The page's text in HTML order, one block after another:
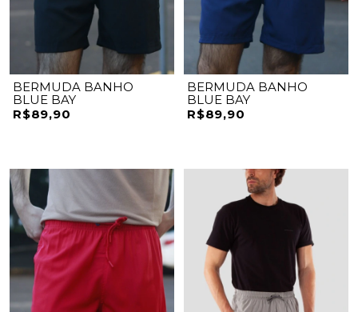
BERMUDA BANHO
BLUE BAY
R$89,90
BERMUDA BANHO
BLUE BAY
R$89,90